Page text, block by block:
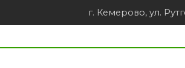
г. Кемерово, ул.